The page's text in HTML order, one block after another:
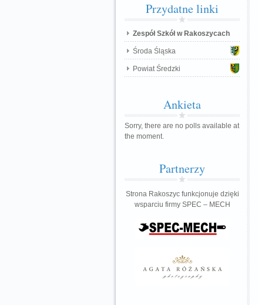
Przydatnelinki
Zespół Szkół w Rakoszycach
Środa Śląska
Powiat Średzki
Ankieta
Sorry, there are no polls available at
the moment.
Partnerzy
Strona Rakoszyc funkcjonuje dzięki
wsparciu firmy SPEC – MECH